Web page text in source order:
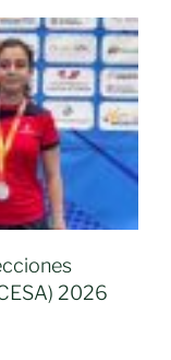
2026